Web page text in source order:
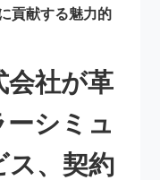
貢献する魅力的
会社が革
シミュ
ス、契約